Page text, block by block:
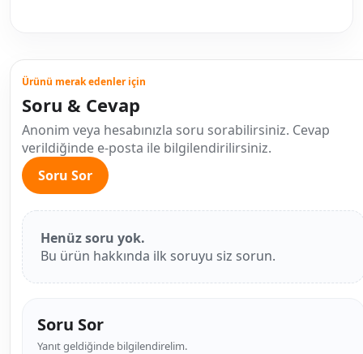
Ürünü merak edenler için
Soru & Cevap
Anonim veya hesabınızla soru sorabilirsiniz. Cevap
verildiğinde e-posta ile bilgilendirilirsiniz.
Soru Sor
Henüz soru yok.
Bu ürün hakkında ilk soruyu siz sorun.
Soru Sor
Yanıt geldiğinde bilgilendirelim.